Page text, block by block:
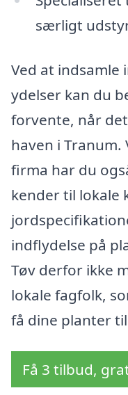
særligt
Ved at
ydelser kan du
forvente, når
haven i
firma har du
kender til lokale
indflydelse på
Tøv derfor ikke
lokale fagfolk,
få dine planter
Få 3 tilbud,